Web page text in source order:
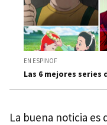
EN ESPINOF
Las 6 mejores series
La buena noticia